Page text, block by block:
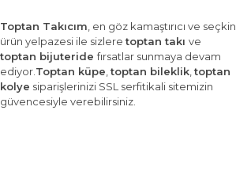
Toptan Takıcım, en göz kamaştırıcı ve seçkin
ürün yelpazesi ile sizleretoptan takı ve
toptan bijuteridefırsatlar sunmaya devam
ediyor.Toptan küpe,toptan bileklik,toptan
kolye siparişlerinizi SSL serfitikali sitemizin
güvencesiyle verebilirsiniz.